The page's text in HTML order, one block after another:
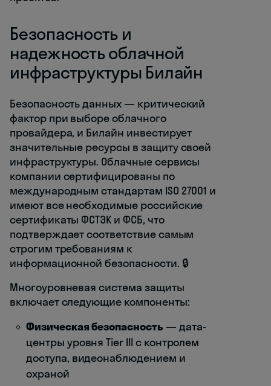
Безопасность и
надежность облачной
инфраструктуры Билайн
Безопасность данных — критический
фактор при выборе облачного
провайдера, и Билайн инвестирует
значительные ресурсы в защиту своей
инфраструктуры. Облачные сервисы
компании сертифицированы по
международным стандартам ISO 27001 и
имеют все необходимые российские
сертификаты ФСТЭК и ФСБ, что
подтверждает соответствие самым
строгим требованиям к
информационной безопасности. 🔒
Многоуровневая система защиты
включает следующие компоненты:
Физическая безопасность — дата-
центры уровня Tier III с контролем
доступа, видеонаблюдением и
охраной